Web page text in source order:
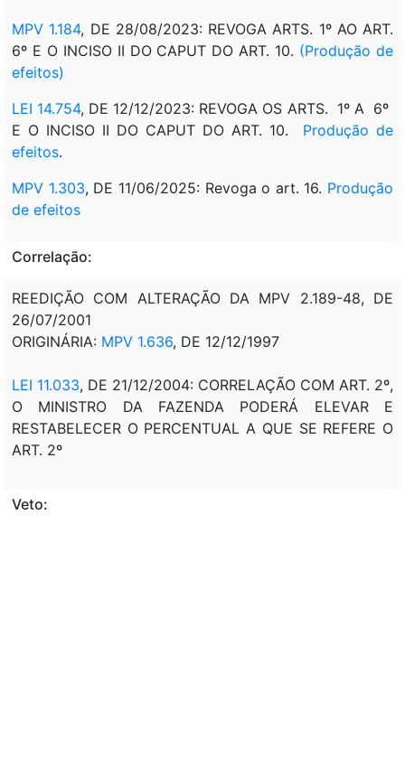
MPV 1.184, DE 28/08/2023: REVOGA ARTS. 1º AO ART.
6º E O INCISO II DO CAPUT DO ART. 10. (Produção de
efeitos)
LEI 14.754, DE 12/12/2023: REVOGA OS ARTS. 1º A 6º
E O INCISO II DO CAPUT DO ART. 10. Produção de
efeitos.
MPV 1.303, DE 11/06/2025: Revoga o art. 16. Produção
de efeitos
Correlação:
REEDIÇÃO COM ALTERAÇÃO DA MPV 2.189-48, DE
26/07/2001
ORIGINÁRIA: MPV 1.636, DE 12/12/1997
LEI 11.033, DE 21/12/2004: CORRELAÇÃO COM ART. 2º,
O MINISTRO DA FAZENDA PODERÁ ELEVAR E
RESTABELECER O PERCENTUAL A QUE SE REFERE O
ART. 2º
Veto: